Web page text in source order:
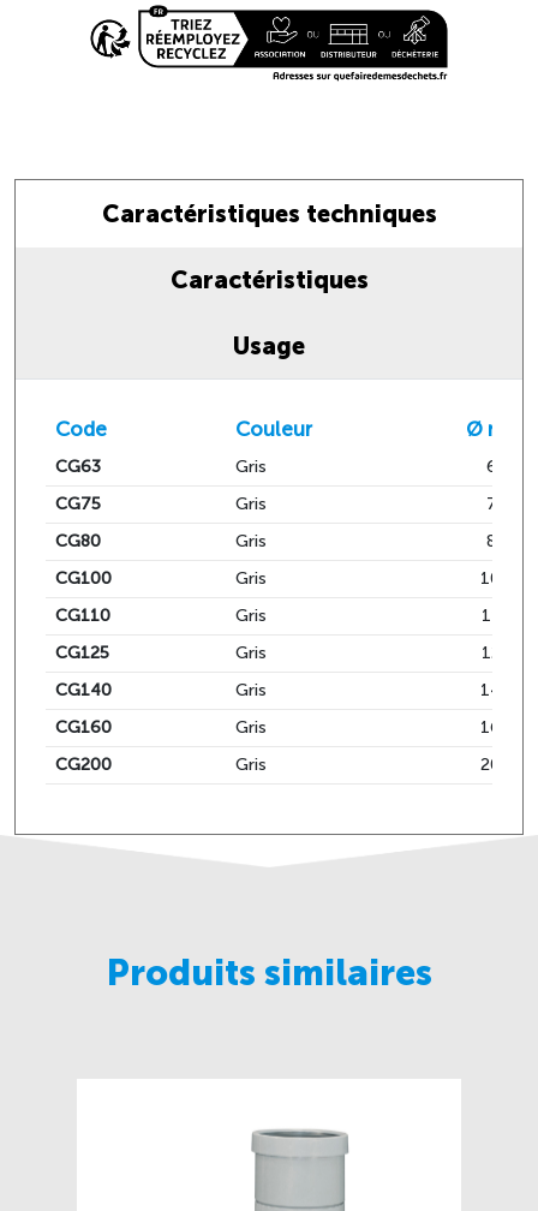
Caractéristiques techniques
Caractéristiques
Usage
Code Couleur Ø mm
CG63 Gris
63
CG75
Gris
75
CG80
Gris
80
CG100
Gris
100
CG110
Gris
110
CG125
Gris
125
CG140
Gris
140
CG160
Gris
160
CG200
Gris 200
Produits similaires